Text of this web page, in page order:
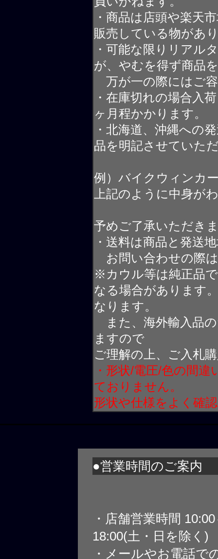
・商品は店頭や楽天
販売している物があ
・可能な限りリアル
が、やむを得ず商品
万が一の際にはご
・在庫切れの場合入
ヶ月程かかります。
・北海道、沖縄への
品を明記させていた
例）バイクウィンカ
上記のように中身が
予めご了承いただき
・送料は商品と発送
お問い合わせの際
※カウル等は純正品
なる場合があります
なります。
また、海外輸入品
ますので
ご理解の上、ご入札
・形状/電圧/色の間
ておりません。
形状や仕様をよく確
●営業時間のご案内
・店舗営業時間
18:00(土・日を除く)
・メールやお電話で